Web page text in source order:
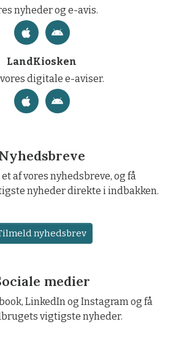
nyheder og e-avis.
LandKiosken
digitale e-aviser.
Nyhedsbreve
af vores nyhedsbreve, og få
nyheder direkte i indbakken.
nyhedsbrev
medier
LinkedIn og Instagram og få
vigtigste nyheder.